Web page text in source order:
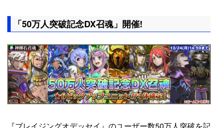
「50万人突破記念DX召魂」開催!